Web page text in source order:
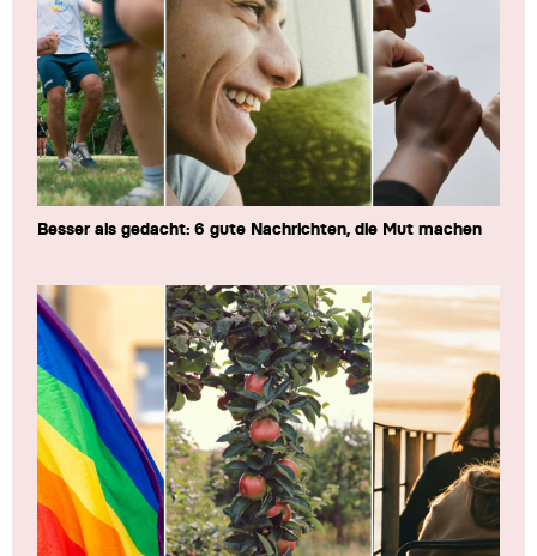
Besser als gedacht: 6 gute Nachrichten, die Mut machen